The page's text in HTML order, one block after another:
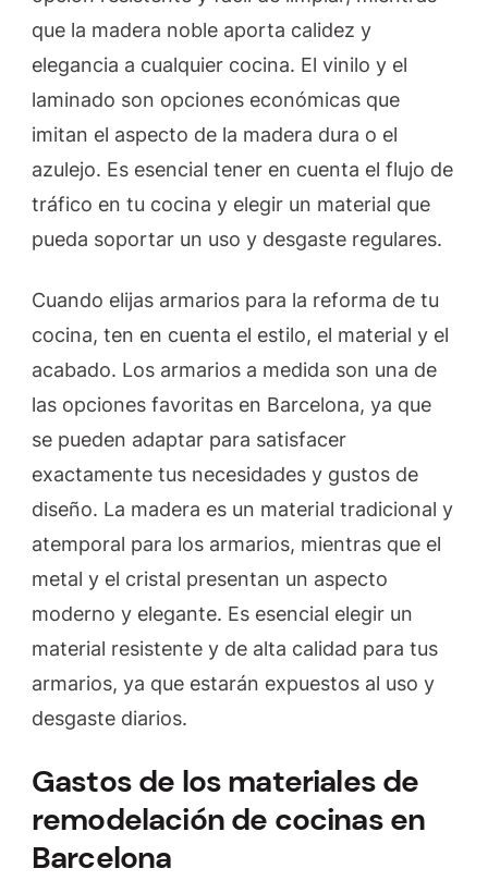
que la madera noble aporta calidez y
elegancia a cualquier cocina. El vinilo y el
laminado son opciones económicas que
imitan el aspecto de la madera dura o el
azulejo. Es esencial tener en cuenta el flujo de
tráfico en tu cocina y elegir un material que
pueda soportar un uso y desgaste regulares.
Cuando elijas armarios para la reforma de tu
cocina, ten en cuenta el estilo, el material y el
acabado. Los armarios a medida son una de
las opciones favoritas en Barcelona, ya que
se pueden adaptar para satisfacer
exactamente tus necesidades y gustos de
diseño. La madera es un material tradicional y
atemporal para los armarios, mientras que el
metal y el cristal presentan un aspecto
moderno y elegante. Es esencial elegir un
material resistente y de alta calidad para tus
armarios, ya que estarán expuestos al uso y
desgaste diarios.
Gastos de los materiales de
remodelación de cocinas en
Barcelona